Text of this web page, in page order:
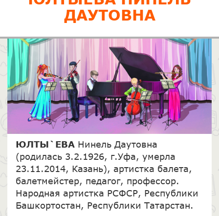
ДАУТОВНА
ЮЛТЫ`ЕВАНинель Даутовна
(родилась 3.2.1926, г.Уфа, умерла
23.11.2014, Казань), артистка балета,
балетмейстер, педагог, профессор.
Народная артистка РСФСР, Республики
Башкортостан, Республики Татарстан.